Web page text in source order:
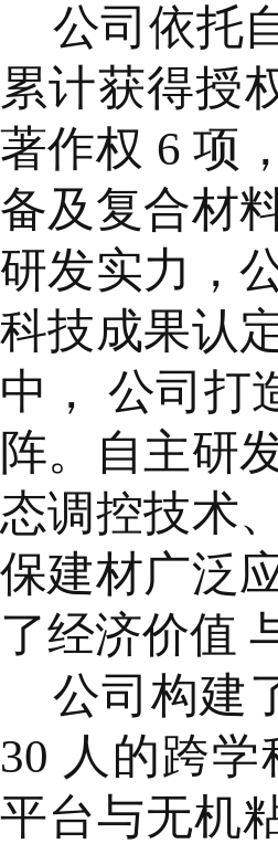
公司依托
累计获得授
著作权 6 项
备及复合材
研发实力，
科技成果认
中， 公司打
阵。自主研
态调控技术
保建材广泛
了经济价值
公司构建
30 人的跨
平台与无机